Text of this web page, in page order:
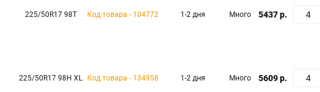
225/50R17 98T Код товара - 104772 1-2 дня Много 5437 р.
225/50R17 98H XL Код товара - 134958 1-2 дня Много 5609 р.